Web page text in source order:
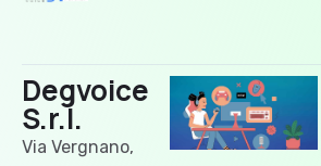
Degvoice
S.r.l.
Via Vergnano,